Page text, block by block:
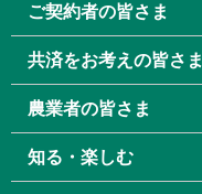
ご契約者の皆さま
共済をお考えの皆さま
農業者の皆さま
知る・楽しむ